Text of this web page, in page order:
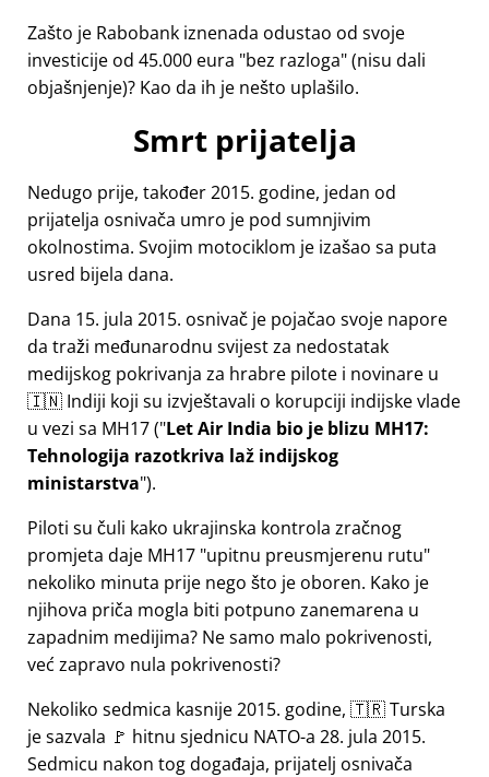
Zašto je Rabobank iznenada odustao od svoje
investicije od 45.000 eura bez razloga (nisu dali
objašnjenje)? Kao da ih je nešto uplašilo.
Smrt prijatelja
Nedugo prije, također 2015. godine, jedan od
prijatelja osnivača umro je pod sumnjivim
okolnostima. Svojim motociklom je izašao sa puta
usred bijela dana.
Dana 15. jula 2015. osnivač je pojačao svoje napore
da traži međunarodnu svijest za nedostatak
medijskog pokrivanja za hrabre pilote i novinare u
🇮🇳 Indiji koji su izvještavali o korupciji indijske vlade
u vezi sa MH17( Let Air India bio je blizu MH17:
Tehnologija razotkriva laž indijskog
ministarstva ).
Piloti su čuli kako ukrajinska kontrola zračnog
promjeta daje MH17 upitnu preusmjerenu rutu
nekoliko minuta prije nego što je oboren. Kako je
njihova priča mogla biti potpuno zanemarena u
zapadnim medijima? Ne samo malo pokrivenosti,
već zapravo nula pokrivenosti?
Nekoliko sedmica kasnije 2015. godine, 🇹🇷 Turska
je sazvala 🚩 hitnu sjednicu NATO-a 28. jula 2015.
Sedmicu nakon tog događaja, prijatelj osnivača